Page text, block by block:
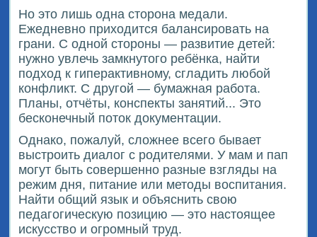
Но это лишь одна сторона медали.
Ежедневно приходится балансировать на
грани. С одной стороны — развитие детей:
нужно увлечь замкнутого ребёнка, найти
подход к гиперактивному, сгладить любой
конфликт. С другой — бумажная работа.
Планы, отчёты, конспекты занятий... Это
бесконечный поток документации.
Однако, пожалуй, сложнее всего бывает
выстроить диалог с родителями. У мам и пап
могут быть совершенно разные взгляды на
режим дня, питание или методы воспитания.
Найти общий язык и объяснить свою
педагогическую позицию — это настоящее
искусство и огромный труд.